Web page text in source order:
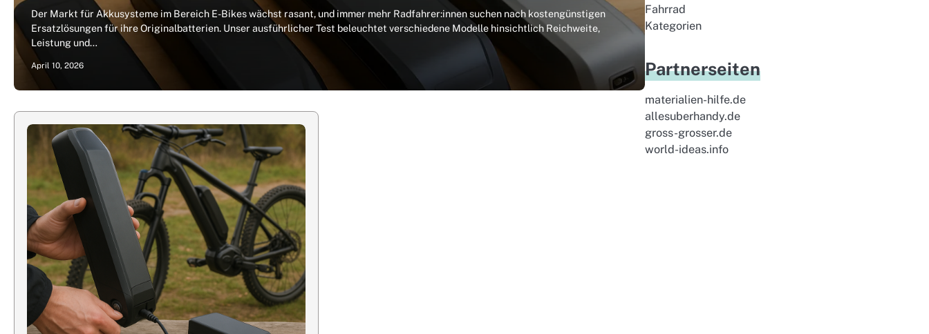
Der Markt für Akkusysteme im Bereich E-Bikes wächst rasant, und immer mehr Radfahrer:innen suchen nach kostengünstigen
Ersatzlösungen für ihre Originalbatterien. Unser ausführlicher Test beleuchtet verschiedene Modelle hinsichtlich Reichweite,
Leistung und…
April 10, 2026
Fahrrad
Kategorien
Partnerseiten
materialien-hilfe.de
allesuberhandy.de
gross-grosser.de
world-ideas.info